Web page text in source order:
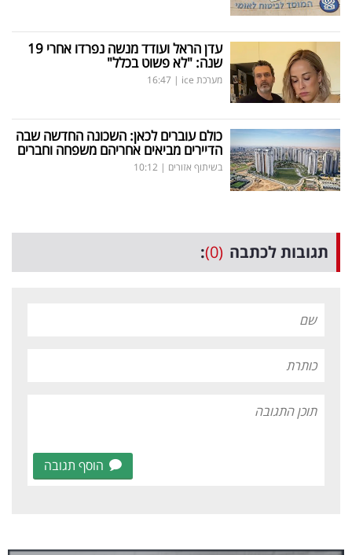
עדן הראל ועודד מנשה נפרדו אחרי 19
שנה: "לא פשוט בכלל"
מערכת ice |
16:47
כולם עוברים לכאן: השכונה החדשה שבה
הדיירים מביאים אחריהם משפחה וחברים
בשיתוף אזורים |
10:12
תגובות לכתבה (0)
:
הוסף תגובה